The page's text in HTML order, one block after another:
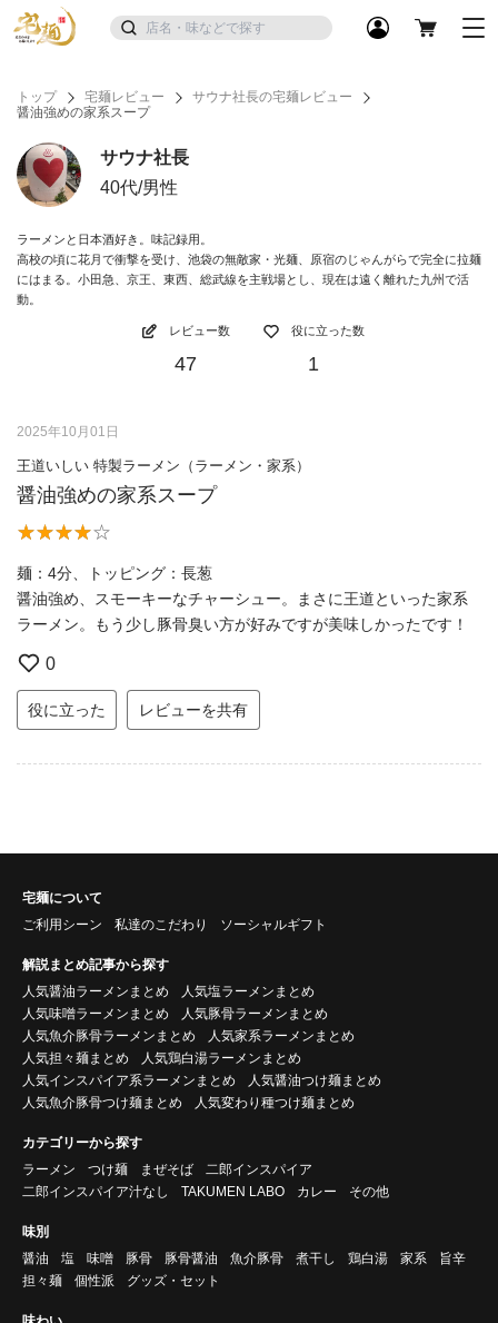
トップ 宅麺レビュー
サウナ社長の宅麺レビュー
醤油強めの家系スープ
サウナ社長
40代/男性
ラーメンと日本酒好き。味記録用。
高校の頃に花月で衝撃を受け、池袋の無敵家・光麺、原宿のじゃんがらで完全に拉麺
にはまる。小田急、京王、東西、総武線を主戦場とし、現在は遠く離れた九州で活
動。
レビュー数
47
役に立った数
1
2025年10月01日
王道いしい 特製ラーメン（ラーメン・家系）
醤油強めの家系スープ
麺：4分、トッピング：長葱
醤油強め、スモーキーなチャーシュー。まさに王道といった家系
ラーメン。もう少し豚骨臭い方が好みですが美味しかったです！
0
役に立った レビューを共有
宅麺について
ご利用シーン
私達のこだわり ソーシャルギフト
解説まとめ記事から探す
人気醤油ラーメンまとめ
人気塩ラーメンまとめ
人気味噌ラーメンまとめ
人気豚骨ラーメンまとめ
人気魚介豚骨ラーメンまとめ
人気家系ラーメンまとめ
人気担々麺まとめ
人気鶏白湯ラーメンまとめ
人気インスパイア系ラーメンまとめ
人気醤油つけ麺まとめ
人気魚介豚骨つけ麺まとめ
人気変わり種つけ麺まとめ
カテゴリーから探す
ラーメン
つけ麺 まぜそば
二郎インスパイア
二郎インスパイア汁なし
TAKUMEN LABO カレー その他
味別
醤油
塩 味噌 豚骨 豚骨醤油 魚介豚骨 煮干し 鶏白湯 家系
旨辛
担々麺
個性派 グッズ・セット